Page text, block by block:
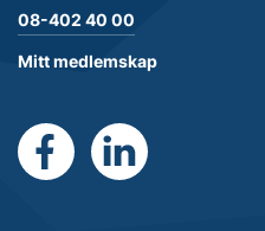
08-402 40 00
Mitt medlemskap
https:// https://